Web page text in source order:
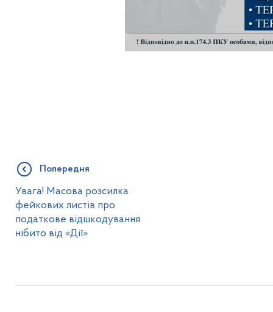
Попередня
Увага! Масова розсилка
фейкових листів про
податкове відшкодування
нібито від «Дії»